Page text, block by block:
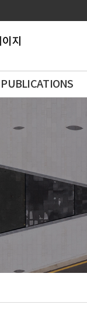
지
PUBLICATIONS